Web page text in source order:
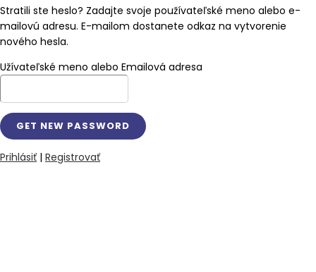
Stratili ste heslo? Zadajte svoje používateľské meno alebo e-
mailovú adresu. E-mailom dostanete odkaz na vytvorenie
nového hesla.
Užívateľské meno alebo Emailová adresa
Prihlásiť | Registrovať